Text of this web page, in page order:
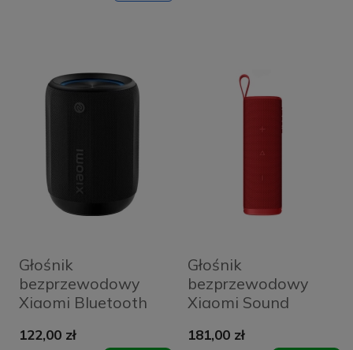
Głośnik
bezprzewodowy
Xiaomi Bluetooth
Czarny - Black
122,00 zł
Głośnik
bezprzewodowy
Xiaomi Sound
Czerwony - Red
181,00 zł